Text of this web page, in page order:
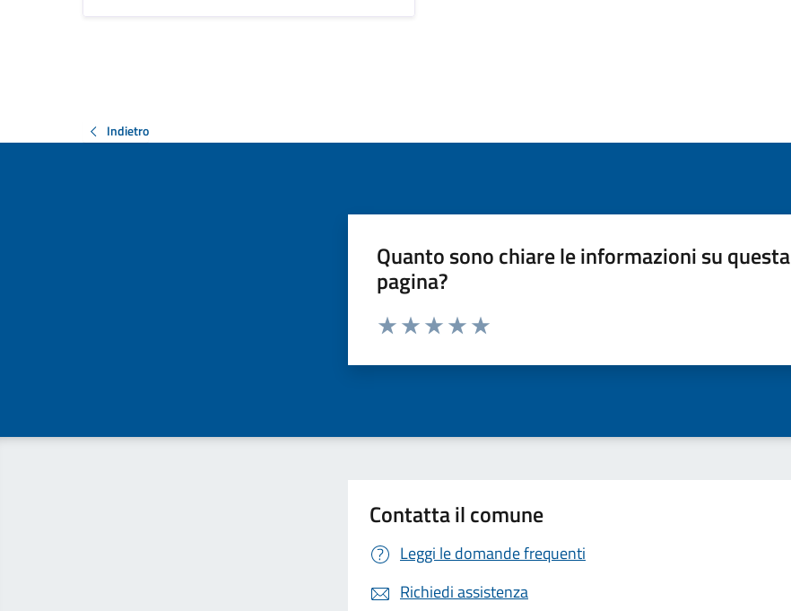
Indietro
Quanto sono chiare le informazioni su questa
pagina?
Valuta da 1 a 5 stelle la pagina
Contatta il comune
Leggi le domande frequenti
Richiedi assistenza